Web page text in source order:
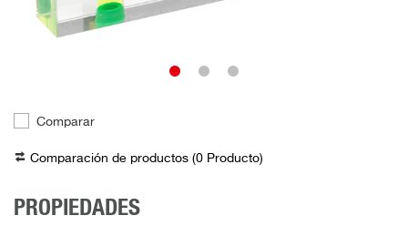
Comparar
Comparación de productos (0 Producto)
PROPIEDADES